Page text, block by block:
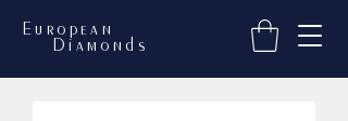
European
Diamonds